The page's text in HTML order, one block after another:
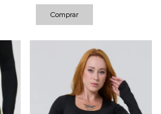
Comprar